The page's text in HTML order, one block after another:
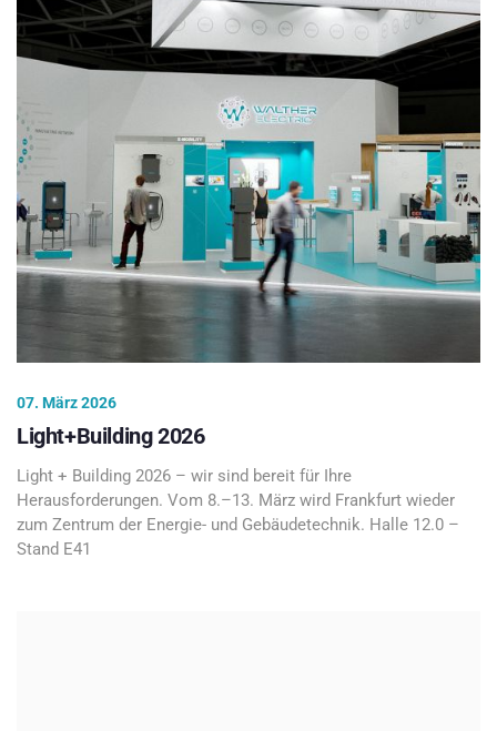
07. März 2026
Light+Building 2026
Light + Building 2026 – wir sind bereit für Ihre
Herausforderungen. Vom 8.–13. März wird Frankfurt wieder
zum Zentrum der Energie- und Gebäudetechnik. Halle 12.0 –
Stand E41